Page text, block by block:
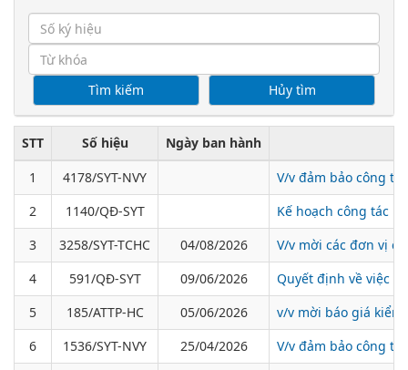
STT Số hiệu
Ngày ban hành
1
4178/SYT-NVY
V/v đảm bảo công
2
1140/QĐ-SYT
Kế hoạch công tác
3
3258/SYT-TCHC 04/08/2026
V/v mời các đơn vị
4
591/QĐ-SYT 09/06/2026
Quyết định về việc
5
185/ATTP-HC 05/06/2026
v/v mời báo giá
6
1536/SYT-NVY 25/04/2026
V/v đảm bảo công